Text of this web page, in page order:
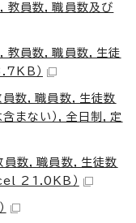
員数，職員数及び
員数，職員数，生徒
）
，職員数，生徒数
まない），全日制，定
数，職員数，生徒数
21.0KB）